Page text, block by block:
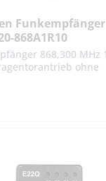
Funkempfänger
868A1R10
868,300 MHz
ohne
Mit...